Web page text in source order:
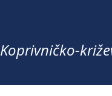
Koprivničko-